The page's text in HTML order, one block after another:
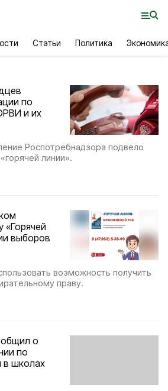
Статьи Политика
по
и их
Роспотребнадзора подвело
линии».
«Горячей
выборов
возможность получить
праву.
о
по
в школах